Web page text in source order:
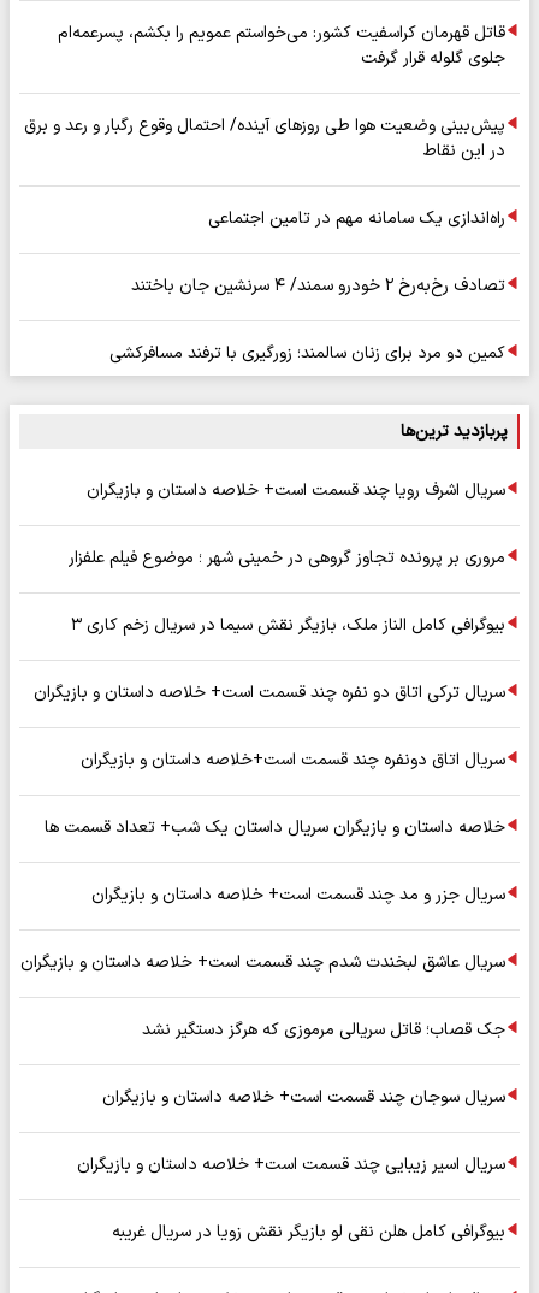
قاتل قهرمان کراسفیت کشور: می‌خواستم عمویم را بکشم، پسرعمه‌ام
جلوی گلوله قرار گرفت
پیش‌بینی وضعیت هوا طی روزهای آینده/ احتمال وقوع رگبار و رعد و برق
در این نقاط
راه‌اندازی یک سامانه مهم در تامین اجتماعی
تصادف رخ‌به‌رخ ۲ خودرو سمند/ ۴ سرنشین جان باختند
کمین دو مرد برای زنان سالمند؛ زورگیری با ترفند مسافرکشی
پربازدید ترین‌ها
سریال اشرف رویا چند قسمت است+ خلاصه داستان و بازیگران
مروری بر پرونده تجاوز گروهی در خمینی شهر ؛ موضوع فیلم علفزار
بیوگرافی کامل الناز ملک، بازیگر نقش سیما در سریال زخم کاری ۳
سریال ترکی اتاق دو نفره چند قسمت است+ خلاصه داستان و بازیگران
سریال اتاق دونفره چند قسمت است+خلاصه داستان و بازیگران
خلاصه داستان و بازیگران سریال داستان یک شب+ تعداد قسمت ها
سریال جزر و مد چند قسمت است+ خلاصه داستان و بازیگران
سریال عاشق لبخندت شدم چند قسمت است+ خلاصه داستان و بازیگران
جک قصاب؛ قاتل سریالی مرموزی که هرگز دستگیر نشد
سریال سوجان چند قسمت است+ خلاصه داستان و بازیگران
سریال اسیر زیبایی چند قسمت است+ خلاصه داستان و بازیگران
بیوگرافی کامل هلن نقی لو بازیگر نقش زویا در سریال غریبه